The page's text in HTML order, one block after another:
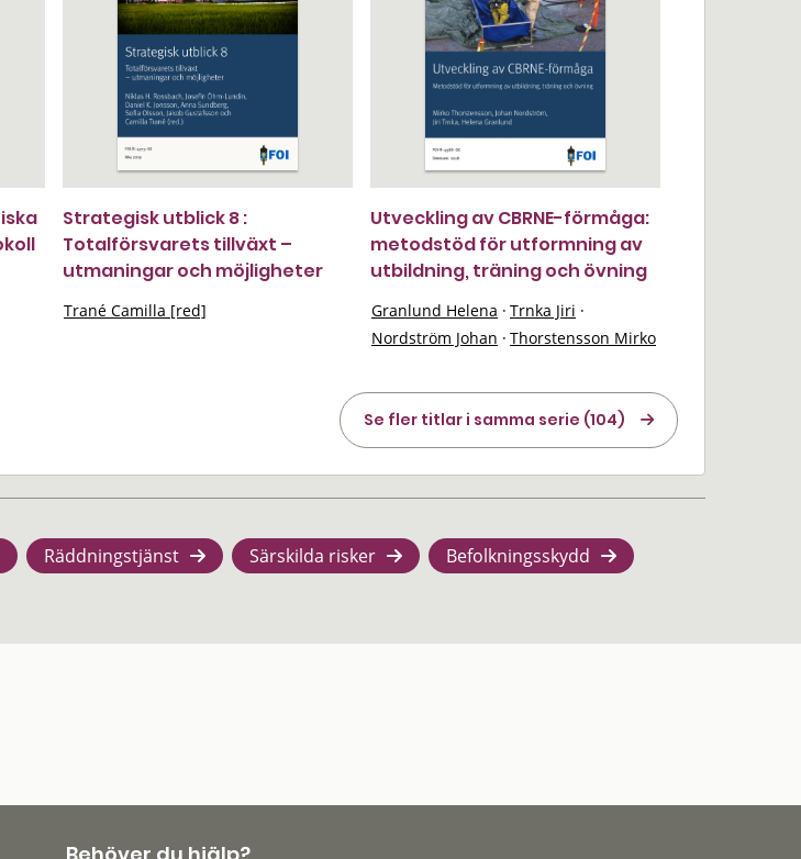
Strategisk utblick 8 :
Totalförsvarets tillväxt –
utmaningar och möjligheter
Trané Camilla [red]
Utveckling av CBRNE-förmåga:
metodstöd för utformning av
utbildning, träning och övning
Granlund Helena · Trnka Jiri ·
Nordström Johan · Thorstensson Mirko
Se fler titlar i samma serie (104)
Räddningstjänst Särskilda risker Befolkningsskydd